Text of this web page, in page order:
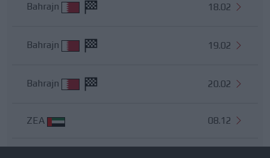
Bahrajn 18.02
Bahrajn 19.02
Bahrajn 20.02
ZEA 08.12